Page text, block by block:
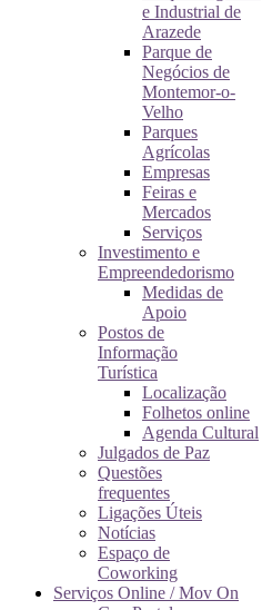
e Industrial de
Arazede
Parque de
Negócios de
Montemor-o-
Velho
Parques
Agrícolas
Empresas
Feiras e
Mercados
Serviços
Investimento e
Empreendedorismo
Medidas de
Apoio
Postos de
Informação
Turística
Localização
Folhetos online
Agenda Cultural
Julgados de Paz
Questões
frequentes
Ligações Úteis
Notícias
Espaço de
Coworking
Serviços Online / Mov On